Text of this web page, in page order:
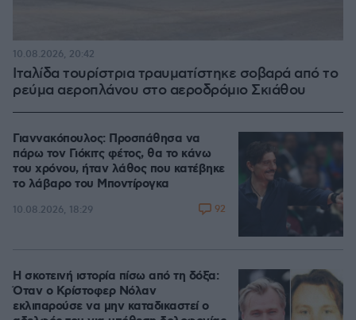
Ιταλίδα τουρίστρια τραυματίστηκε σοβαρά από το
ρεύμα αεροπλάνου στο αεροδρόμιο Σκιάθου
10.08.2026, 20:42
Γιαννακόπουλος: Προσπάθησα να
πάρω τον Γιόκιτς φέτος, θα το κάνω
του χρόνου, ήταν λάθος που κατέβηκε
το λάβαρο του Μποντίρογκα
10.08.2026, 18:29 92
Η σκοτεινή ιστορία πίσω από τη δόξα:
Όταν ο Κρίστοφερ Νόλαν
εκλιπαρούσε να μην καταδικαστεί ο